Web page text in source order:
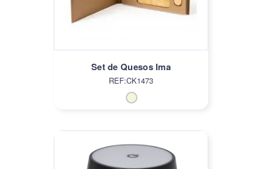
Set de Quesos Ima
REF:CK1473